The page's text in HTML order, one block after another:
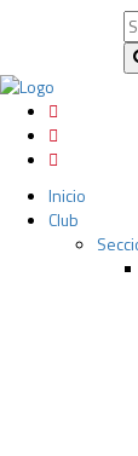
Inicio
Club